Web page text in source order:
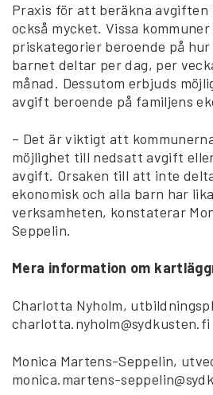
Praxis för att beräkna
också mycket. Vissa
priskategorier beroende på
barnet deltar per dag, per
månad. Dessutom erbjuds
avgift beroende på familjens
– Det är viktigt att
möjlighet till nedsatt avgift
avgift. Orsaken till att inte
ekonomisk och alla barn har
verksamheten, konstaterar
Seppelin.
Mera information om
Charlotta Nyholm,
charlotta.nyholm@sydkusten.fi
Monica Martens-Seppelin,
monica.martens-